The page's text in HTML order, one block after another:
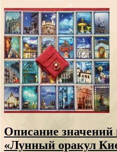
Описание значений
«Лунный оракул